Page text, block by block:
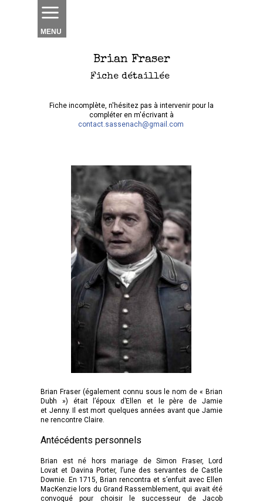
MENU
Brian Fraser (également connu sous le nom de « Brian
Dubh ») était l’époux d’Ellen et le père de Jamie
et Jenny. Il est mort quelques années avant que Jamie
ne rencontre Claire.
Antécédents personnels
Brian est né hors mariage de Simon Fraser, Lord
Lovat et Davina Porter, l’une des servantes de Castle
Downie. En 1715, Brian rencontra et s’enfuit avec Ellen
MacKenzie lors du Grand Rassemblement, qui avait été
convoqué pour choisir le successeur de Jacob
Brian Fraser
Fiche détaillée
Fiche incomplète, n'hésitez pas à intervenir pour la
compléter en m'écrivant à
contact.sassenach@gmail.com